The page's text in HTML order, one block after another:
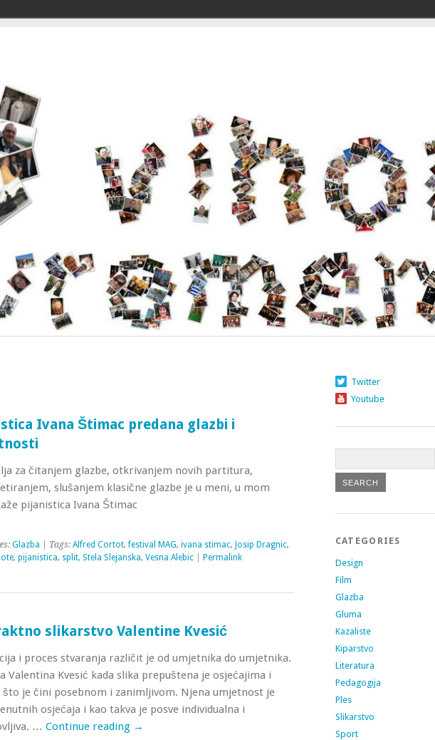
Ivana Štimac predana glazbi i
za čitanjem glazbe, otkrivanjem novih partitura,
slušanjem klasične glazbe je u meni, u mom
pijanistica Ivana Štimac
Glazba | Tags: Alfred Cortot,festival MAG, ivana stimac, Josip Dragnic,
, pijanistica, split, Stela Slejanska, Vesna Alebic| Permalink
slikarstvo Valentine Kvesić
i proces stvaranja različit je od umjetnika do umjetnika.
Valentina Kvesić kada slika prepuštena je osjećajima i
je čini posebnom i zanimljivom. Njena umjetnost je
osjećaja i kao takva je posve individualna i
… Continue reading →
Twitter
Youtube
CATEGORIES
Design
Film
Glazba
Gluma
Kazaliste
Kiparstvo
Literatura
Pedagogija
Ples
Slikarstvo
Sport